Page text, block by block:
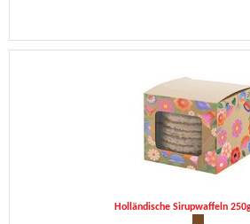
Holländische Sirupwaffeln